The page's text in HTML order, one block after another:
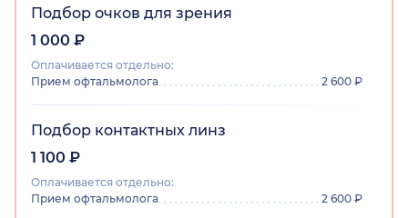
Подбор очков для зрения
1 000 ₽
Оплачивается отдельно:
Прием офтальмолога
2 600 ₽
Подбор контактных линз
1 100 ₽
Оплачивается отдельно:
Прием офтальмолога
2 600 ₽